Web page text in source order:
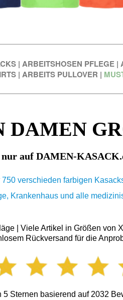
| ARBEITSHOSEN PFLEGE |
| ARBEITS PULLOVER |
nur auf DAMEN-
750 verschieden farbigen
Krankenhaus und alle
| Viele Artikel in Größen von
Rückversand für die
5Sternen basierend auf 2032